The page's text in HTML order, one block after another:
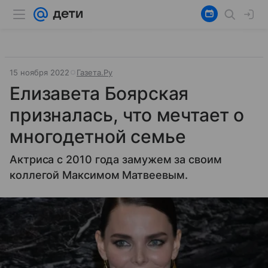
15 ноября 2022 Газета.Ру
Елизавета Боярская
призналась, что мечтает о
многодетной семье
Актриса с 2010 года замужем за своим
коллегой Максимом Матвеевым.